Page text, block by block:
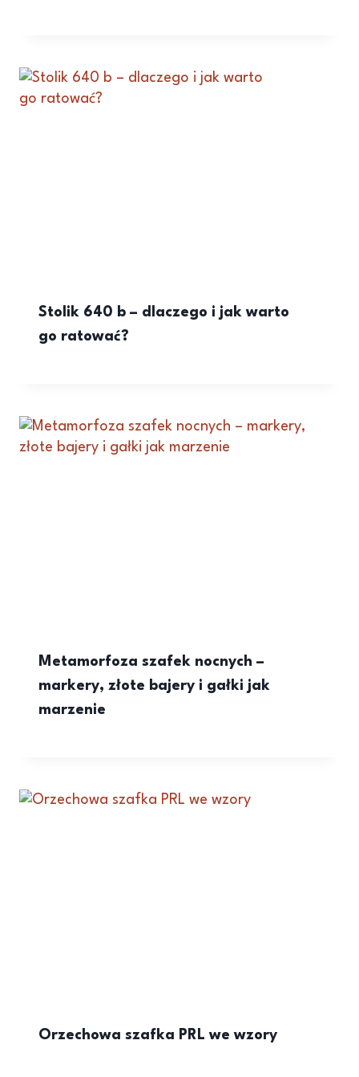
Stolik 640 b – dlaczego i jak warto
go ratować?
Metamorfoza szafek nocnych –
markery, złote bajery i gałki jak
marzenie
Orzechowa szafka PRL we wzory